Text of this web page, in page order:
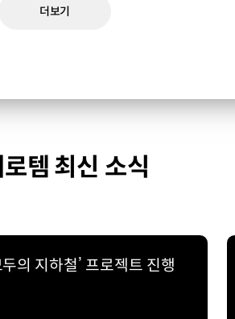
더보기
템 최신 소식
의 지하철’ 프로젝트 진행